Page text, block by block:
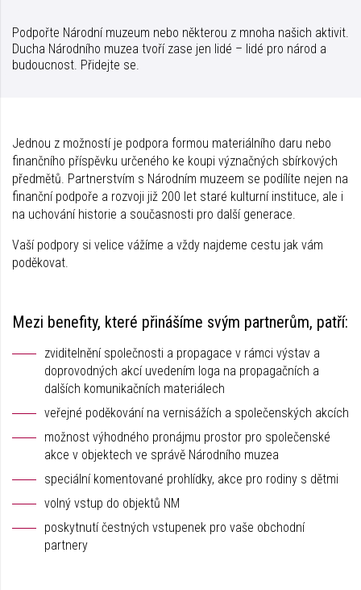
Podpořte Národní muzeum nebo některou z mnoha našich aktivit.
Ducha Národního muzea tvoří zase jen lidé – lidé pro národ a
budoucnost. Přidejte se.
Jednou z možností je podpora formou materiálního daru nebo
finančního příspěvku určeného ke koupi význačných sbírkových
předmětů. Partnerstvím s Národním muzeem se podílíte nejen na
finanční podpoře a rozvoji již 200 let staré kulturní instituce, ale i
na uchování historie a současnosti pro další generace.
Vaší podpory si velice vážíme a vždy najdeme cestu jak vám
poděkovat.
Mezi benefity, které přinášíme svým partnerům, patří:
zviditelnění společnosti a propagace v rámci výstav a
doprovodných akcí uvedením loga na propagačních a
dalších komunikačních materiálech
veřejné poděkování na vernisážích a společenských akcích
možnost výhodného pronájmu prostor pro společenské
akce v objektech ve správě Národního muzea
speciální komentované prohlídky, akce pro rodiny s dětmi
volný vstup do objektů NM
poskytnutí čestných vstupenek pro vaše obchodní
partnery